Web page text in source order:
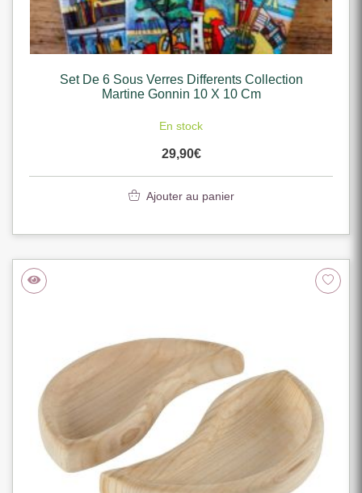
Set De 6 Sous Verres Differents Collection
Martine Gonnin 10 X 10 Cm
En stock
29,90€
Ajouter au panier